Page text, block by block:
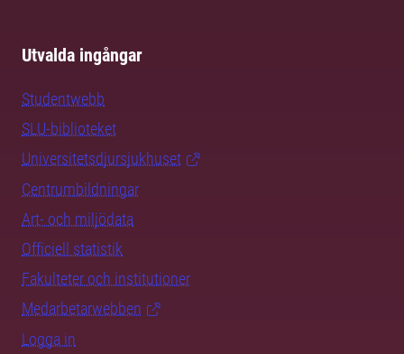
Utvalda ingångar
Studentwebb
SLU-biblioteket
Universitetsdjursjukhuset
Centrumbildningar
Art- och miljödata
Officiell statistik
Fakulteter och institutioner
Medarbetarwebben
Logga in